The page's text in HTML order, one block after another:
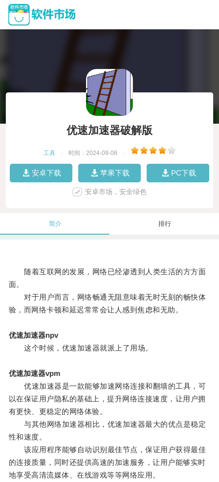
优速加速器破解版
工具 时间：2024-09-08
安卓下载 苹果下载 PC下载
安卓市场，安全绿色
简介 排行
随着互联网的发展，网络已经渗透到人类生活的方方面
面。
对于用户而言，网络畅通无阻意味着无时无刻的畅快体
验，而网络卡顿和延迟常常会让人感到焦虑和无助。
优速加速器npv
这个时候，优速加速器就派上了用场。
优速加速器vpm
优速加速器是一款能够加速网络连接和翻墙的工具，可
以在保证用户隐私的基础上，提升网络连接速度，让用户拥
有更快、更稳定的网络体验。
与其他网络加速器相比，优速加速器最大的优点是稳定
性和速度。
该应用程序能够自动识别最佳节点，保证用户获得最佳
的连接质量，同时还提供高速的加速服务，让用户能够实时
地享受高清流媒体、在线游戏等等网络应用。